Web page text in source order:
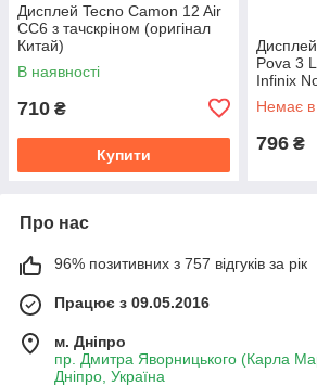
Дисплей Tecno Camon 12 Air
CC6 з тачскріном (оригінал
Китай)
В наявності
710 ₴
Купити
Pova 3
Infinix
NFC,
Немає в
796 ₴
Про нас
96% позитивних з 757 відгуків за рік
Працює з 09.05.2016
м. Дніпро
пр. Дмитра Яворницького (Карла
Дніпро, Україна